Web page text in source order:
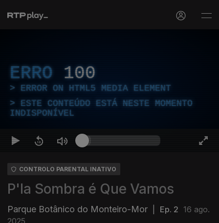
ERRO 100
ERROR ON HTML5 MEDIA ELEMENT
ESTE CONTEÚDO ESTÁ NESTE MOMENTO
INDISPONÍVEL
CONTROLO PARENTAL INATIVO
P'la Sombra é Que Vamos
Parque Botânico do Monteiro-Mor Ep. 2 16 ago.
2025